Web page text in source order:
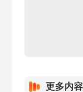
更多内